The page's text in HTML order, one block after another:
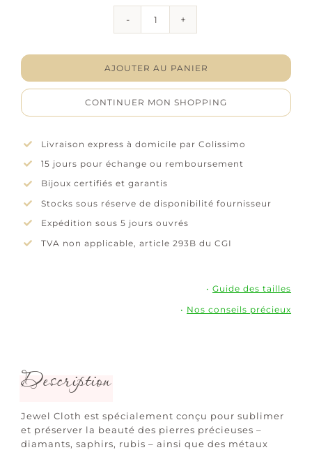
-
Jewel
Cloth
AJOUTER AU PANIER
CONTINUER MON SHOPPING
Livraison express à domicile par Colissimo
15 jours pour échange ou remboursement
Bijoux certifiés et garantis
Stocks sous réserve de disponibilité fournisseur
Expédition sous 5 jours ouvrés
TVA non applicable, article 293B du CGI
•Guide des tailles
• Nos conseils précieux
Description
Jewel Cloth est spécialement conçu pour sublimer
et préserver la beauté des pierres précieuses –
diamants, saphirs, rubis – ainsi que des métaux